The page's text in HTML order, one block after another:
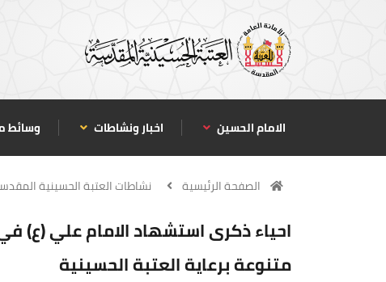
الامام الحسين اخبار ونشاطات وسائط
الصفحة الرئيسية نشاطات العتبة الحسينية
احياء ذكرى استشهاد الامام علي (ع)
متنوعة برعاية العتبة الحسينية